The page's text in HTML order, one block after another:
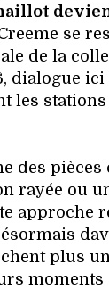
se
de la
dialogue
les
des
rayée ou
approche
plus
moments